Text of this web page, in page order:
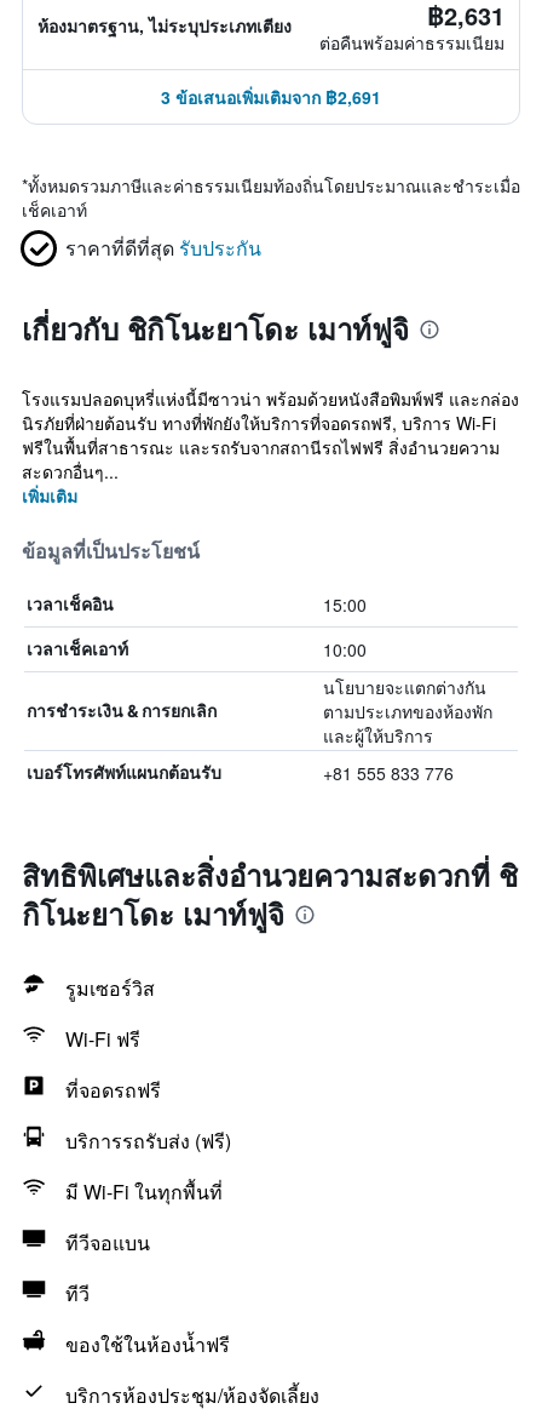
ห้องมาตรฐาน, ไม่ระบุประเภทเตียง ฿2,631
ต่อคืนพร้อมค่าธรรมเนียม
3 ข้อเสนอเพิ่มเติมจาก ฿2,691
*ทั้งหมดรวมภาษีและค่าธรรมเนียมท้องถิ่นโดยประมาณและชำระเมื่อ
เช็คเอาท์
ราคาที่ดีที่สุด รับประกัน
เกี่ยวกับ ชิกิโนะยาโดะ เมาท์ฟูจิ
โรงแรมปลอดบุหรี่แห่งนี้มีซาวน่า พร้อมด้วยหนังสือพิมพ์ฟรี และกล่อง
นิรภัยที่ฝ่ายต้อนรับ ทางที่พักยังให้บริการที่จอดรถฟรี, บริการ Wi-Fi
ฟรีในพื้นที่สาธารณะ และรถรับจากสถานีรถไฟฟรี สิ่งอำนวยความ
สะดวกอื่นๆ...
เพิ่มเติม
ข้อมูลที่เป็นประโยชน์
เวลาเช็คอิน 15:00
เวลาเช็คเอาท์ 10:00
การชำระเงิน & การยกเลิก
นโยบายจะแตกต่างกัน
ตามประเภทของห้องพัก
และผู้ให้บริการ
เบอร์โทรศัพท์แผนกต้อนรับ +81 555 833 776
สิทธิพิเศษและสิ่งอำนวยความสะดวกที่ ชิ
กิโนะยาโดะ เมาท์ฟูจิ
รูมเซอร์วิส
Wi-Fi ฟรี
ที่จอดรถฟรี
บริการรถรับส่ง (ฟรี)
มี Wi-Fi ในทุกพื้นที่
ทีวีจอแบน
ทีวี
ของใช้ในห้องน้ำฟรี
บริการห้องประชุม/ห้องจัดเลี้ยง